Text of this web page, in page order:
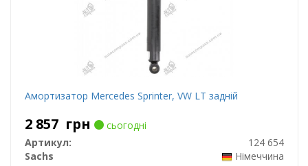
Амортизатор Mercedes Sprinter, VW LT задній
2 857 грн
сьогодні
Артикул:
124 654
Sachs
Німеччина